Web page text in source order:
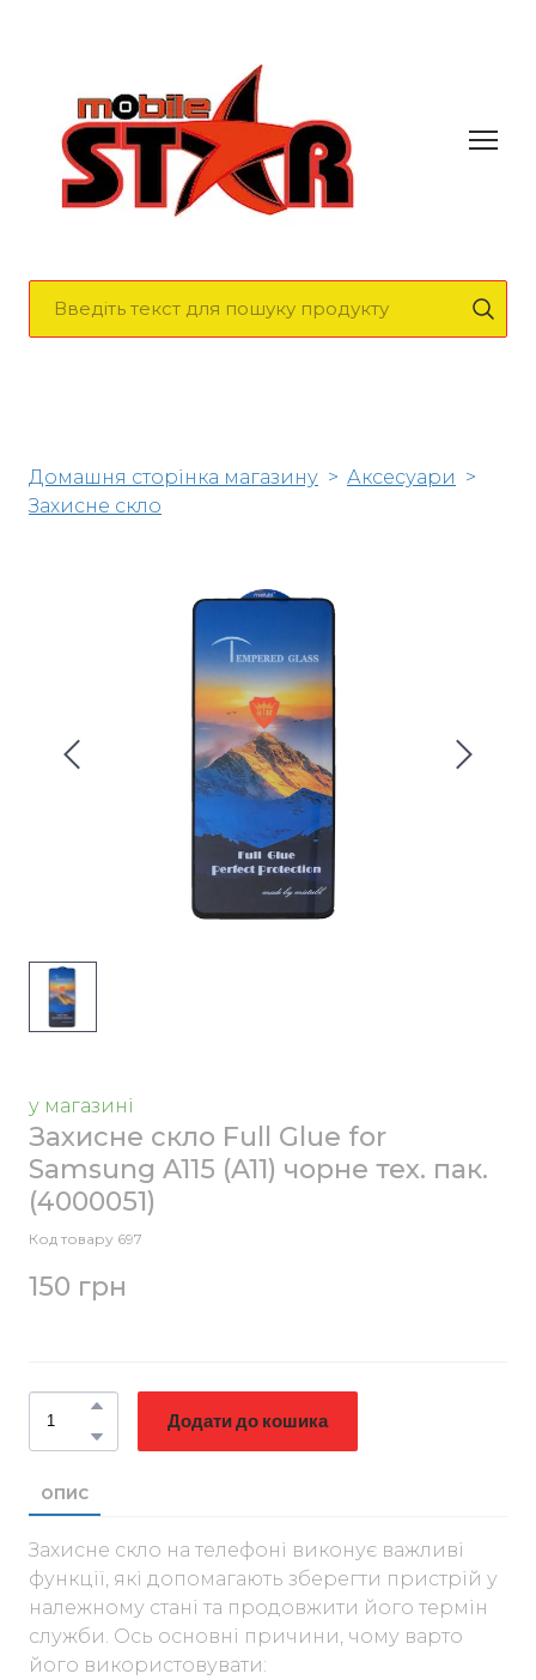
Домашня сторінка магазину
Аксесуари
Захисне скло
у магазині
Захисне скло Full Glue for
Samsung A115 (A11) чорне тех. пак.
(4000051)
Код товару 697
150 грн
Додати до кошика
ОПИС
Захисне скло на телефоні виконує важливі
функції, які допомагають зберегти пристрій у
належному стані та продовжити його термін
служби. Ось основні причини, чому варто
його використовувати: